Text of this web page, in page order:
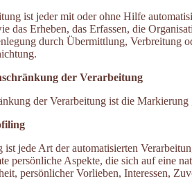
ist jeder mit oder ohne Hilfe
das Erheben, das Erfassen, die
durch Übermittlung, Verbreitung
der Verarbeitung
der Verarbeitung ist die
jede Art der automatisierten
persönliche Aspekte, die sich auf eine
persönlicher Vorlieben, Interessen,